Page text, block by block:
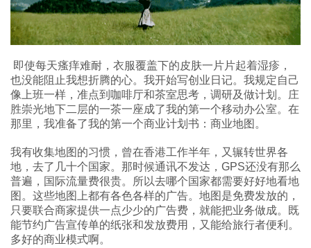
即使每天瘙痒难耐，衣服覆盖下的皮肤一片片起着湿疹，
也没能阻止我想折腾的心。我开始写创业日记。我规定自己
像上班一样，准点到咖啡厅和茶室思考，调研及做计划。庄
胜崇光地下二层的一茶一座成了我的第一个移动办公室。在
那里，我准备了我的第一个商业计划书：商业地图。
我有收集地图的习惯，曾在香港工作半年，又辗转世界各
地，去了几十个国家。那时候通讯不发达，GPS还没有那么
普遍，国际流量费很贵。所以去哪个国家都需要好好地看地
图。这些地图上都有各色各样的广告。地图是免费发放的，
只要联合商家提供一点少少的广告费，就能把业务做成。既
能节约广告宣传单的纸张和发放费用，又能给旅行者便利。
多好的商业模式啊。